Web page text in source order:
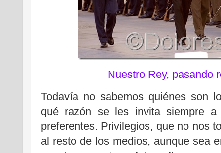
Nuestro Rey, pasando
Todavía no sabemos quiénes son
qué razón se les invita siempre
preferentes. Privilegios, que no nos
al resto de los medios, aunque sea